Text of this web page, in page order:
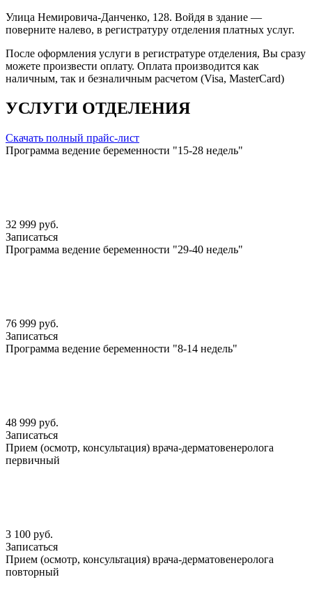
Улица Немировича-Данченко, 128. Войдя в здание —
поверните налево, в регистратуру отделения платных услуг.
После оформления услуги в регистратуре отделения, Вы сразу
можете произвести оплату. Оплата производится как
наличным, так и безналичным расчетом (Visa, MasterCard)
УСЛУГИ ОТДЕЛЕНИЯ
Скачать полный прайс-лист
Программа ведение беременности "15-28 недель"
32 999 руб.
Записаться
Программа ведение беременности "29-40 недель"
76 999 руб.
Записаться
Программа ведение беременности "8-14 недель"
48 999 руб.
Записаться
Прием (осмотр, консультация) врача-дерматовенеролога
первичный
3 100 руб.
Записаться
Прием (осмотр, консультация) врача-дерматовенеролога
повторный